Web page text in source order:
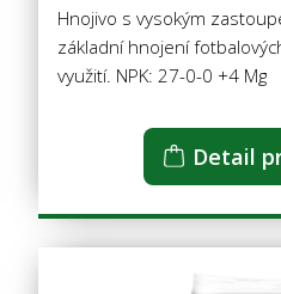
Hnojivo s vysokým
základní hnojení
využití. NPK: 27-0-0 +4 Mg
Detail